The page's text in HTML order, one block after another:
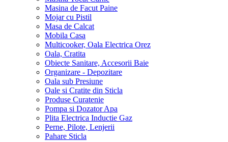
Masina de Facut Paine
Mojar cu Pistil
Masa de Calcat
Mobila Casa
Multicooker, Oala Electrica Orez
Oala, Cratita
Obiecte Sanitare, Accesorii Baie
Organizare - Depozitare
Oala sub Presiune
Oale si Cratite din Sticla
Produse Curatenie
Pompa si Dozator Apa
Plita Electrica Inductie Gaz
Perne, Pilote, Lenjerii
Pahare Sticla